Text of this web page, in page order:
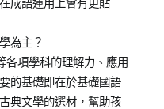
為主？
項學科的理解力、應用
的基礎即在於基礎國語
典文學的選材，幫助孩